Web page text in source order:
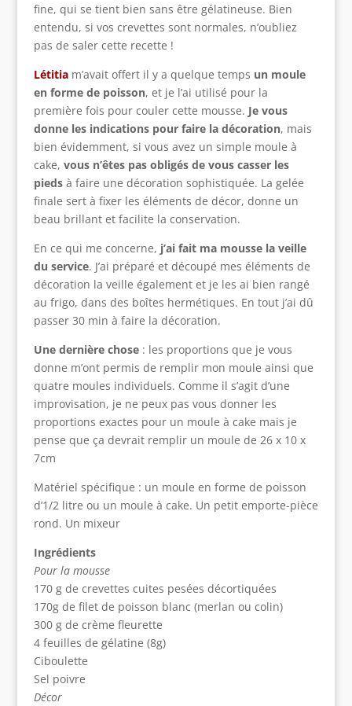
fine, qui se tient bien sans être gélatineuse. Bien
entendu, si vos crevettes sont normales, n’oubliez
pas de saler cette recette !
Létitia m’avait offert il y a quelque temps un moule
en forme de poisson, et je l’ai utilisé pour la
première fois pour couler cette mousse. Je vous
donne les indications pour faire la décoration, mais
bien évidemment, si vous avez un simple moule à
cake, vous n’êtes pas obligés de vous casser les
piedsà faire une décoration sophistiquée. La gelée
finale sert à fixer les éléments de décor, donne un
beau brillant et facilite la conservation.
En ce qui me concerne, j’ai fait ma mousse la veille
du service. J’ai préparé et découpé mes éléments de
décoration la veille également et je les ai bien rangé
au frigo, dans des boîtes hermétiques. En tout j’ai dû
passer 30 min à faire la décoration.
Une dernière chose: les proportions que je vous
donne m’ont permis de remplir mon moule ainsi que
quatre moules individuels. Comme il s’agit d’une
improvisation, je ne peux pas vous donner les
proportions exactes pour un moule à cake mais je
pense que ça devrait remplir un moule de 26 x 10 x
7cm
Matériel spécifique : un moule en forme de poisson
d’1/2 litre ou un moule à cake. Un petit emporte-pièce
rond. Un mixeur
Ingrédients
Pour la mousse
170 g de crevettes cuites pesées décortiquées
170g de filet de poisson blanc (merlan ou colin)
300 g de crème fleurette
4 feuilles de gélatine (8g)
Ciboulette
Sel poivre
Décor